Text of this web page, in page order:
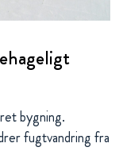
bygning.
fugtvandring fra